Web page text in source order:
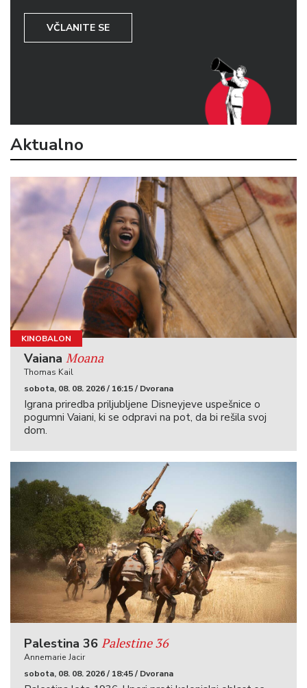
VČLANITE SE
Aktualno
KINOBALON
Vaiana Moana
Thomas Kail
sobota, 08. 08. 2026 / 16:15 / Dvorana
Igrana priredba priljubljene Disneyjeve uspešnice o
pogumni Vaiani, ki se odpravi na pot, da bi rešila svoj
dom.
Palestina 36 Palestine 36
Annemarie Jacir
sobota, 08. 08. 2026 / 18:45 / Dvorana